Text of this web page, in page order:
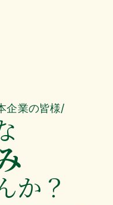
企業の皆様/
か？